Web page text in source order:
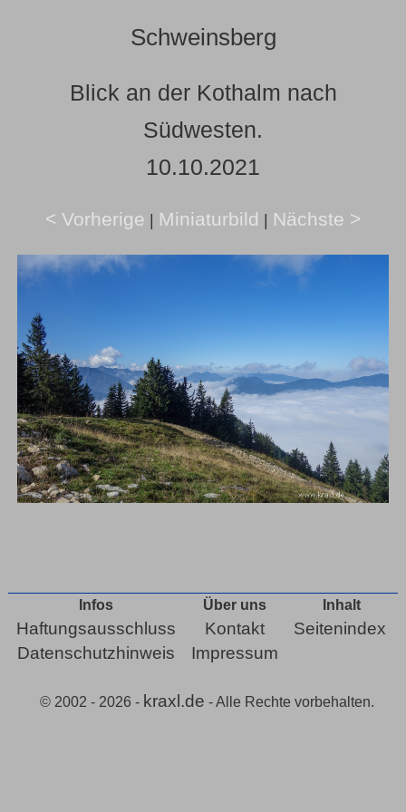
Schweinsberg
Blick an der Kothalm nach
Südwesten.
10.10.2021
< Vorherige | Miniaturbild | Nächste >
Infos
Haftungsausschluss
Datenschutzhinweis
Über uns
Kontakt
Impressum
Inhalt
Seitenindex
© 2002 - 2026 - kraxl.de - Alle Rechte vorbehalten.